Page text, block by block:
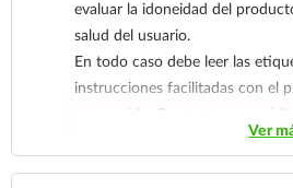
evaluar la idoneidad del
salud del usuario.
En todo caso debe leer las
instrucciones facilitadas con el
consumirlo. Contacte a su
sospecha que tiene un
Ver